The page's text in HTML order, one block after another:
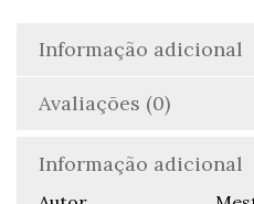
Informação adicional
Avaliações (0)
Informação adicional